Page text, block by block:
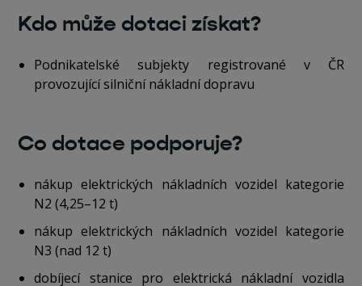
Kdo může dotaci získat?
Podnikatelské subjekty registrované v ČR
provozující silniční nákladní dopravu
Co dotace podporuje?
nákup elektrických nákladních vozidel kategorie
N2 (4,25–12 t)
nákup elektrických nákladních vozidel kategorie
N3 (nad 12 t)
dobíjecí stanice pro elektrická nákladní vozidla